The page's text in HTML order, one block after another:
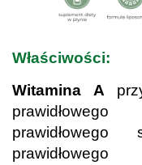
Właściwości:
Witamina A